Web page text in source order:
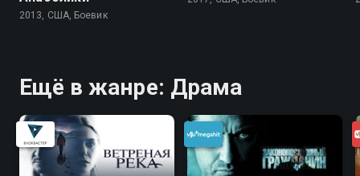
2013, США, Боевик
Ещё в жанре: Драма